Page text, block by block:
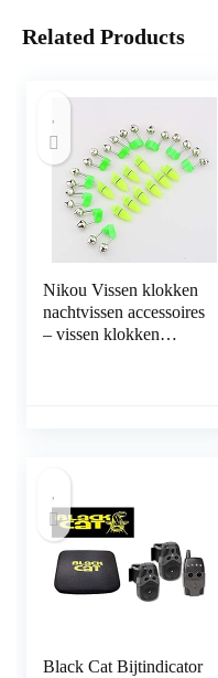
Related Products
Nikou Vissen klokken
nachtvissen accessoires
– vissen klokken
Black Cat Bijtindicator